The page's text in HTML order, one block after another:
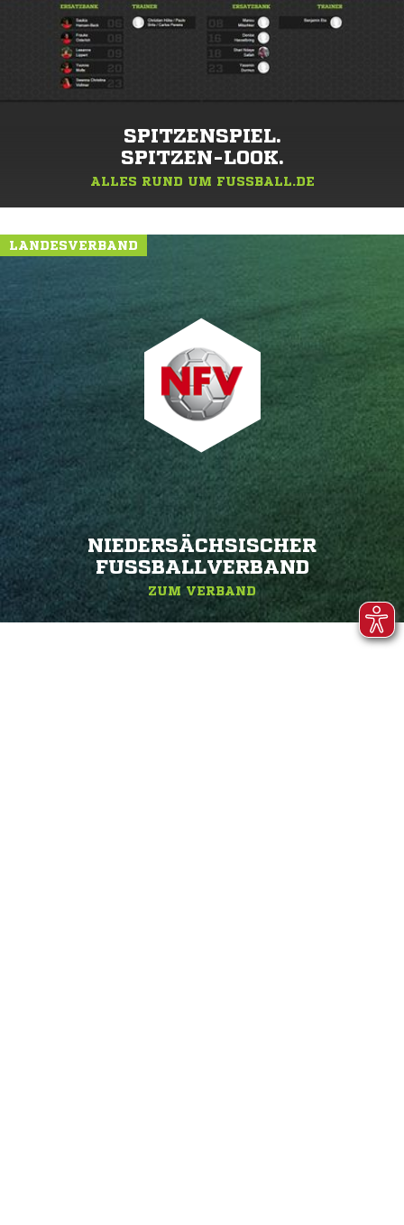
SPITZENSPIEL.
SPITZEN-LOOK.
ALLES RUND UM FUSSBALL.DE
LANDESVERBAND
NIEDERSÄCHSISCHER
FUSSBALLVERBAND
ZUM VERBAND